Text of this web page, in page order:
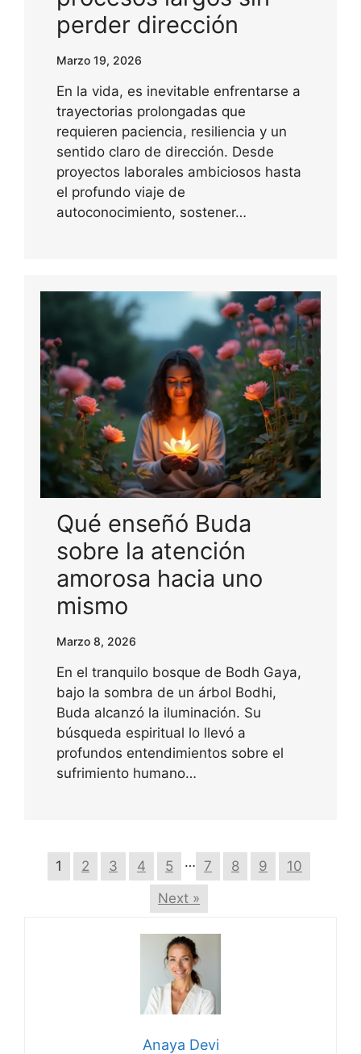
perder dirección
Marzo 19, 2026
En la vida, es inevitable enfrentarse a
trayectorias prolongadas que
requieren paciencia, resiliencia y un
sentido claro de dirección. Desde
proyectos laborales ambiciosos hasta
el profundo viaje de
autoconocimiento, sostener…
Qué enseñó Buda
sobre la atención
amorosa hacia uno
mismo
Marzo 8, 2026
En el tranquilo bosque de Bodh Gaya,
bajo la sombra de un árbol Bodhi,
Buda alcanzó la iluminación. Su
búsqueda espiritual lo llevó a
profundos entendimientos sobre el
sufrimiento humano…
1 2 3 4 5 … 7 8 9
10
Next »
Anaya Devi